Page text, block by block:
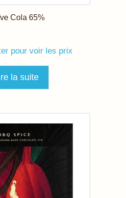
Cola 65%
pour voir les prix
la suite